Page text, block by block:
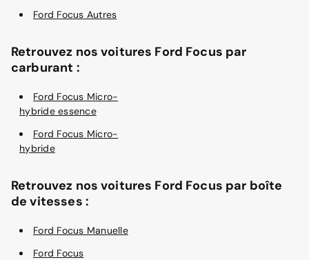
Ford Focus Autres
Retrouvez nos voitures Ford Focus par
carburant :
Ford Focus Micro-
hybride essence
Ford Focus Micro-
hybride
Retrouvez nos voitures Ford Focus par boîte
de vitesses :
Ford Focus Manuelle
Ford Focus